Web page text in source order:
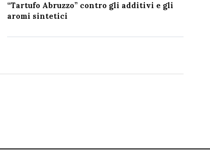
“Tartufo Abruzzo” contro gli additivi e gli
aromi sintetici